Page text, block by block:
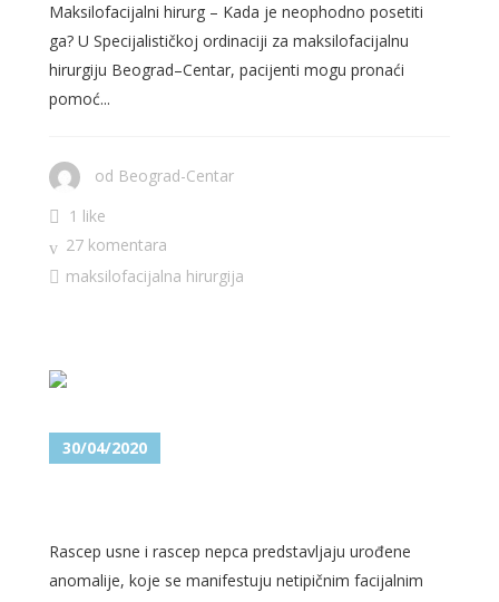
Maksilofacijalni hirurg – Kada je neophodno posetiti
ga? U Specijalističkoj ordinaciji za maksilofacijalnu
hirurgiju Beograd–Centar, pacijenti mogu pronaći
pomoć...
od Beograd-Centar
1 like
27 komentara
maksilofacijalna hirurgija
30/04/2020
Rascep usne i rascep nepca predstavljaju urođene
anomalije, koje se manifestuju netipičnim facijalnim